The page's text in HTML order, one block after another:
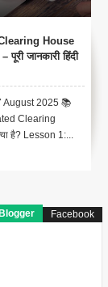
House
पूरी जानकारी हिंदी
August 2025 📚
Clearing
है? Lesson 1:...
Blogger Facebook